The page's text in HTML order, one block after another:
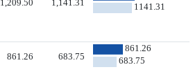
1,209.50 1,141.31
1141.31
861.26 683.75
861.26
683.75